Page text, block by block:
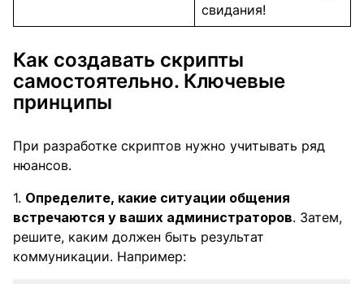
свидания!
Как создавать скрипты
самостоятельно. Ключевые
принципы
При разработке скриптов нужно учитывать ряд
нюансов.
1. Определите, какие ситуации общения
встречаются у ваших администраторов. Затем,
решите, каким должен быть результат
коммуникации. Например: